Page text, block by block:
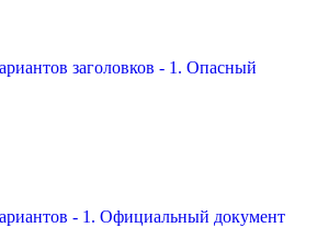
заголовков - 1. Опасный
- 1. Официальный документ